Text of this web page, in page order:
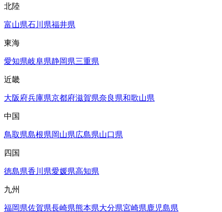
北陸
富山県石川県福井県
東海
愛知県岐阜県静岡県三重県
近畿
大阪府兵庫県京都府滋賀県奈良県和歌山県
中国
鳥取県島根県岡山県広島県山口県
四国
徳島県香川県愛媛県高知県
九州
福岡県佐賀県長崎県熊本県大分県宮崎県鹿児島県